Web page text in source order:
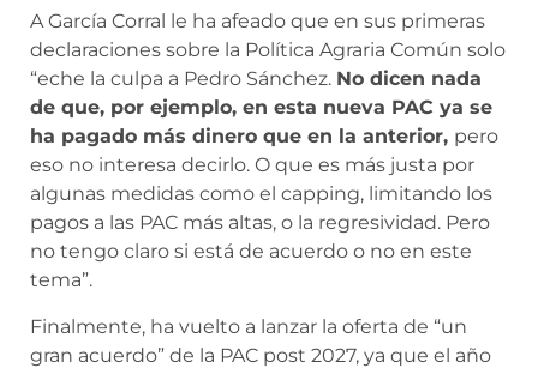
A García Corral le ha afeado que en sus primeras
declaraciones sobre la Política Agraria Común solo
“eche la culpa a Pedro Sánchez. No dicen nada
de que, por ejemplo, en esta nueva PAC ya se
ha pagado más dinero que en la anterior, pero
eso no interesa decirlo. O que es más justa por
algunas medidas como el capping, limitando los
pagos a las PAC más altas, o la regresividad. Pero
no tengo claro si está de acuerdo o no en este
tema”.
Finalmente, ha vuelto a lanzar la oferta de “un
gran acuerdo” de la PAC post 2027, ya que el año